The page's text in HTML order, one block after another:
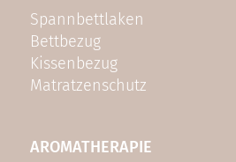
Spannbettlaken
Bettbezug
Kissenbezug
Matratzenschutz
AROMATHERAPIE